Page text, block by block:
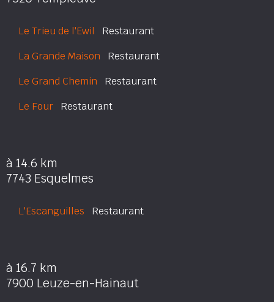
Le Trieu de l'Ewil Restaurant
La Grande Maison Restaurant
Le Grand Chemin Restaurant
Le Four Restaurant
à 14.6 km
7743 Esquelmes
L'Escanguilles Restaurant
à 16.7 km
7900 Leuze-en-Hainaut